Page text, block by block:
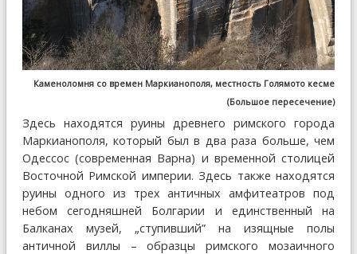
Каменоломня со времен Маркианополя, местность Голямото кесме
(Большое пересечение)
Здесь находятся руины древнего римского города
Маркианополя, который был в два раза больше, чем
Одессос (современная Варна) и временной столицей
Восточной Римской империи. Здесь также находятся
руины одного из трех античных амфитеатров под
небом сегодняшней Болгарии и единственный на
Балканах музей, „ступивший” на изящные полы
античной виллы – образцы римского мозаичного